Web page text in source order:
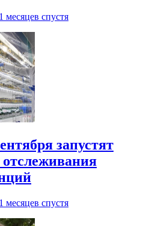
месяцев спустя
запустят
отслеживания
месяцев спустя